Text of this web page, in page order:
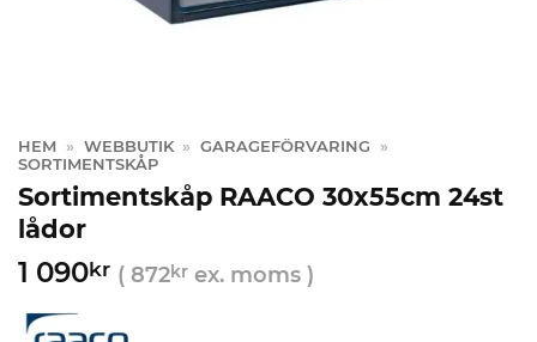
HEM » WEBBUTIK » GARAGEFÖRVARING
»
SORTIMENTSKÅP
Sortimentskåp RAACO 30x55cm 24st
lådor
1 090kr ( 872kr ex. moms )